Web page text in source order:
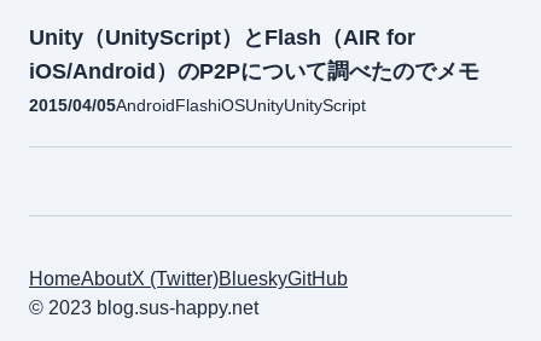
Unity（UnityScript）とFlash（AIR for
iOS/Android）のP2Pについて調べたのでメモ
2015/04/05AndroidFlashiOSUnityUnityScript
HomeAboutX (Twitter)BlueskyGitHub
© 2023 blog.sus-happy.net